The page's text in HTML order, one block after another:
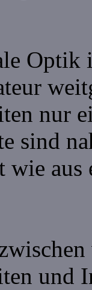
Optik
nur
sind
wie aus
und